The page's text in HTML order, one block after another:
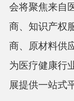
会将聚焦来自
商、知识产权
商、原材料供
为医疗健康行
展提供一站式